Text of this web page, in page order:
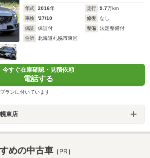
年式 2016年 走行 9.7万km
車検
'27/10 修復
なし
保証
保証付 整備
法定整備付
住所
北海道札幌市東区
今すぐ在庫確認・見積依頼
電話する
ランに付いています
東店
めの中古車 ［PR］